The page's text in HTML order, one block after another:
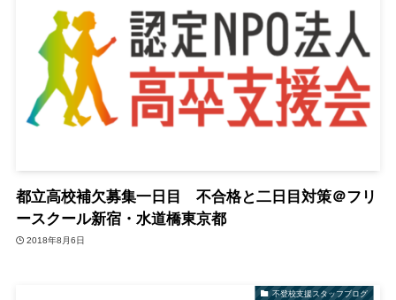
都立高校補欠募集一日目 不合格と二日目対策＠フリ
ースクール新宿・水道橋東京都
2018年8月6日
不登校支援スタッフブログ